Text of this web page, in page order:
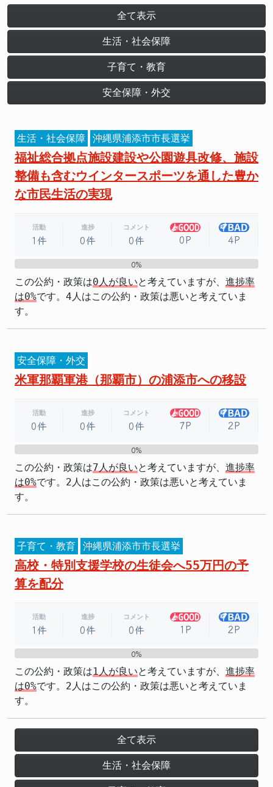
全て表示
生活・社会保障
子育て・教育
安全保障・外交
生活・社会保障 沖縄県浦添市市長選挙
福祉総合拠点施設建設や公園遊具改修、施設
整備も含むウインタースポーツを通した豊か
な市民生活の実現
活動
1件
進捗
0件
コメント
0件 0P 4P
0%
この公約・政策は0人が良いと考えていますが、 進捗率
は0%です。4人はこの公約・政策は悪いと考えていま
す。
安全保障・外交
米軍那覇軍港（那覇市）の浦添市への移設
活動
0件
進捗
0件
コメント
0件 7P 2P
0%
この公約・政策は7人が良いと考えていますが、 進捗率
は0%です。2人はこの公約・政策は悪いと考えていま
す。
子育て・教育 沖縄県浦添市市長選挙
高校・特別支援学校の生徒会へ55万円の予
算を配分
活動
1件
進捗
0件
コメント
0件 1P 2P
0%
この公約・政策は1人が良いと考えていますが、 進捗率
は0%です。2人はこの公約・政策は悪いと考えていま
す。
全て表示
生活・社会保障